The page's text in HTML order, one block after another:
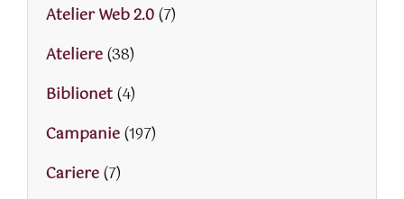
Atelier Web 2.0(7)
Ateliere(38)
Biblionet(4)
Campanie(197)
Cariere(7)